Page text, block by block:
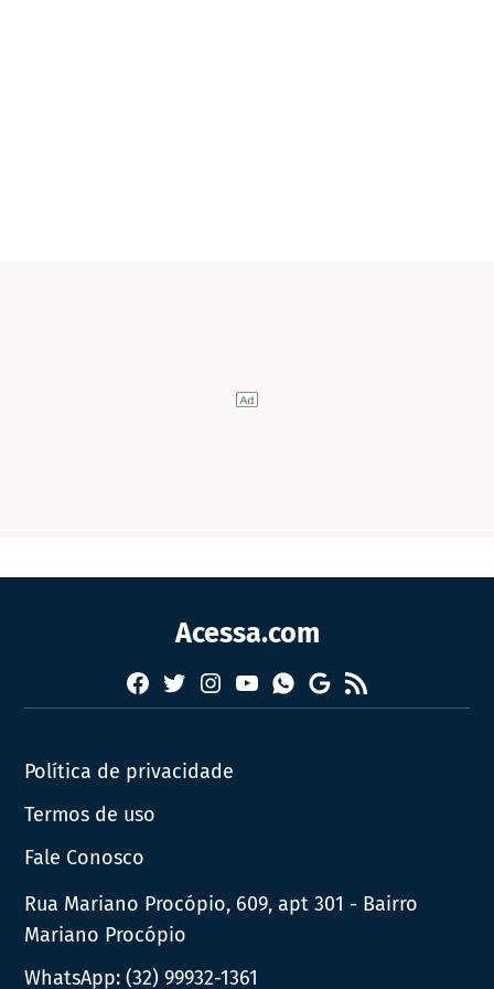
Acessa.com
Facebook
TwitterInstagram
YouTubeWhatsapp
Google
News
RSS
Política de privacidade
Termos de uso
Fale Conosco
Rua Mariano Procópio, 609, apt 301 - Bairro
Mariano Procópio
WhatsApp:(32) 99932-1361